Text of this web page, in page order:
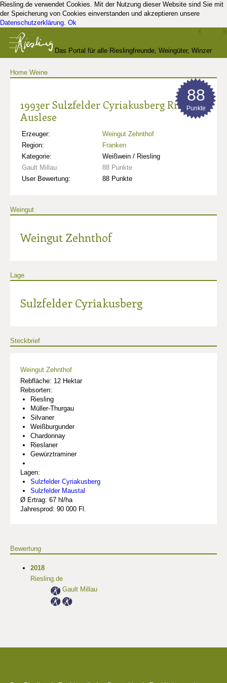
Riesling.de verwendet Cookies. Mit der Nutzung dieser Website sind Sie mit
der Speicherung von Cookies einverstanden und akzeptieren unsere
Datenschutzerklärung. Ok
Das Portal für alle Rieslingfreunde, Weingüter, Winzer
Home Weine
1993er Sulzfelder Cyriakusberg Riesling
Auslese
Erzeuger:
Weingut Zehnthof
Region:
Franken
Kategorie:
Weißwein / Riesling
Gault Millau:
88 Punkte
User Bewertung:
88 Punkte
88
Punkte
Weingut
Weingut Zehnthof
Lage
Sulzfelder Cyriakusberg
Steckbrief
Weingut Zehnthof
Rebfläche: 12 Hektar
Rebsorten:
Riesling
Müller-Thurgau
Silvaner
Weißburgunder
Chardonnay
Rieslaner
Gewürztraminer
Lagen:
Sulzfelder Cyriakusberg
Sulzfelder Maustal
Ø Ertrag: 67 hl/ha
Jahresprod: 90 000 Fl.
Bewertung
2018
Riesling.de
Gault Millau